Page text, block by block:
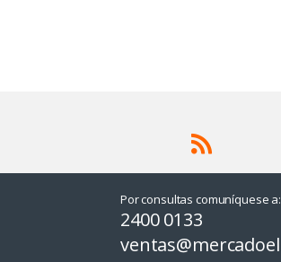
Por consultas comuníquese a:
2400 0133
ventas@mercadoel